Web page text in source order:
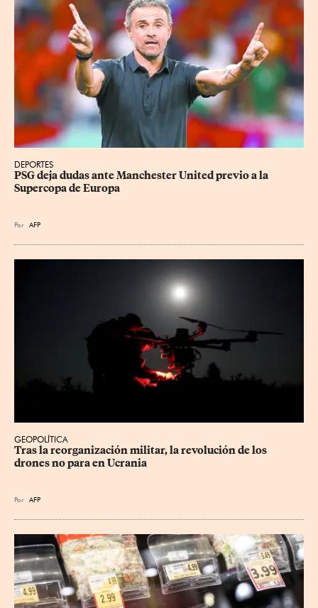
DEPORTES
PSG deja dudas ante Manchester United previo a la
Supercopa de Europa
Por AFP
GEOPOLÍTICA
Tras la reorganización militar, la revolución de los
drones no para en Ucrania
Por AFP